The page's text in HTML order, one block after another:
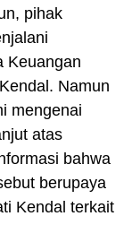
pihak
Keuangan
Namun
mengenai
atas
bahwa
berupaya
Kendal terkait